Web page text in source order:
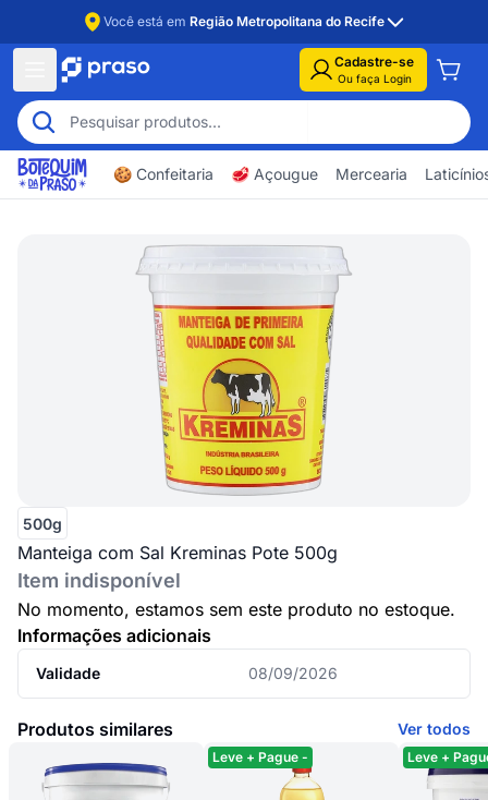
Você está em Região Metropolitana do Recife
Cadastre-se
Ou faça Login
🍪 Confeitaria 🥩 Açougue Mercearia
Informações adicionais
Validade 08/09/2026
500g
Manteiga com Sal Kreminas Pote 500g
Item indisponível
No momento, estamos sem este produto no estoque.
Produtos similares Ver todos
Leve + Pague - Leve +